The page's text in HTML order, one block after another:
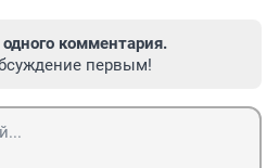
комментария.
первым!